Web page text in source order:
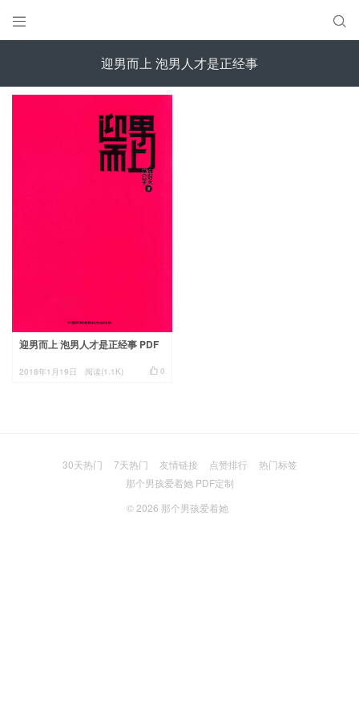
 
迎男而上 泡男人才是正经事
迎男而上 泡男人才是正经事 PDF
 0
2018年1月19日 阅读(1.1K)
30天热门 7天热门 友情链接 点赞排行
热门标签
那个男孩爱着她 PDF定制
© 2026 那个男孩爱着她